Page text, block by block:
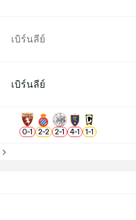
เบิร์นลีย์
เบิร์นลีย์
0-1 2-2 2-1 4-1 1-1